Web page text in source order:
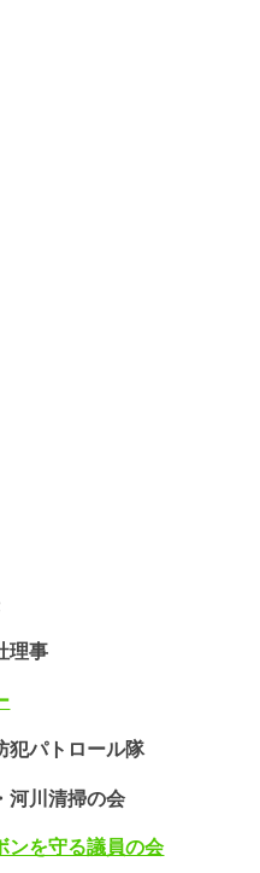
理事
犯パトロール隊
河川清掃の会
ンを守る議員の会